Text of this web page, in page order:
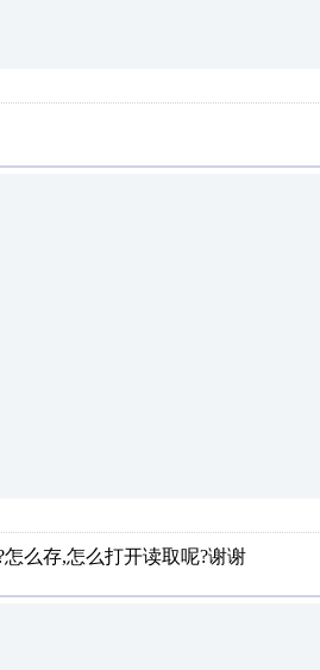
么存,怎么打开读取呢?谢谢